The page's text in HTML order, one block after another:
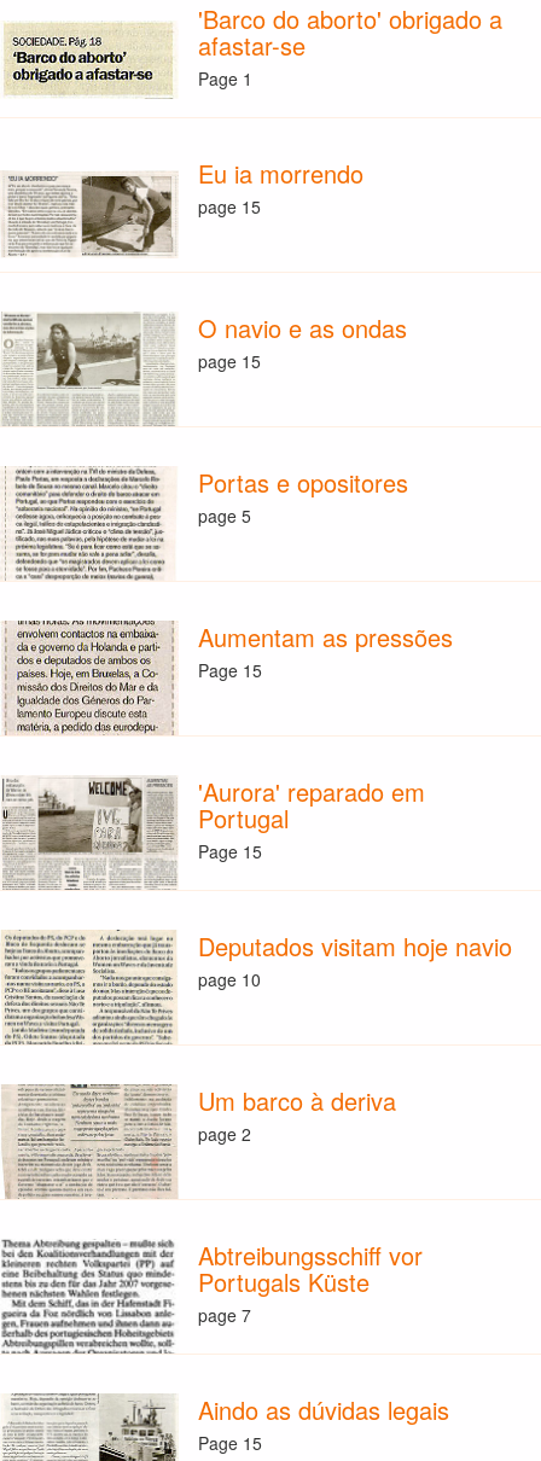
'Barco do aborto' obrigado a
afastar-se
Page 1
Eu ia morrendo
page 15
O navio e as ondas
page 15
Portas e opositores
page 5
Aumentam as pressões
Page 15
'Aurora' reparado em
Portugal
Page 15
Deputados visitam hoje navio
page 10
Um barco à deriva
page 2
Abtreibungsschiff vor
Portugals Küste
page 7
Aindo as dúvidas legais
Page 15